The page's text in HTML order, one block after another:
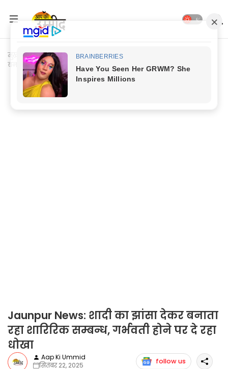
मुख्यपृष्ठ Jaunpur Update
Jaunpur News: शादी का झांसा देकर
बनाता रहा शारिरिक सम्बन्ध, गर्भवती होने पर दे रहा धोखा
Jaunpur News: शादी का झांसा देकर बनाता
रहा शारिरिक सम्बन्ध, गर्भवती होने पर दे रहा
धोखा
Aap Ki Ummid
सितंबर 22, 2025
follow us